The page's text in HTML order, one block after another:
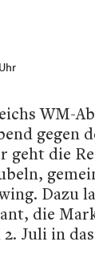
WM-
gegen
geht die
Dazu
die
2. Juli in